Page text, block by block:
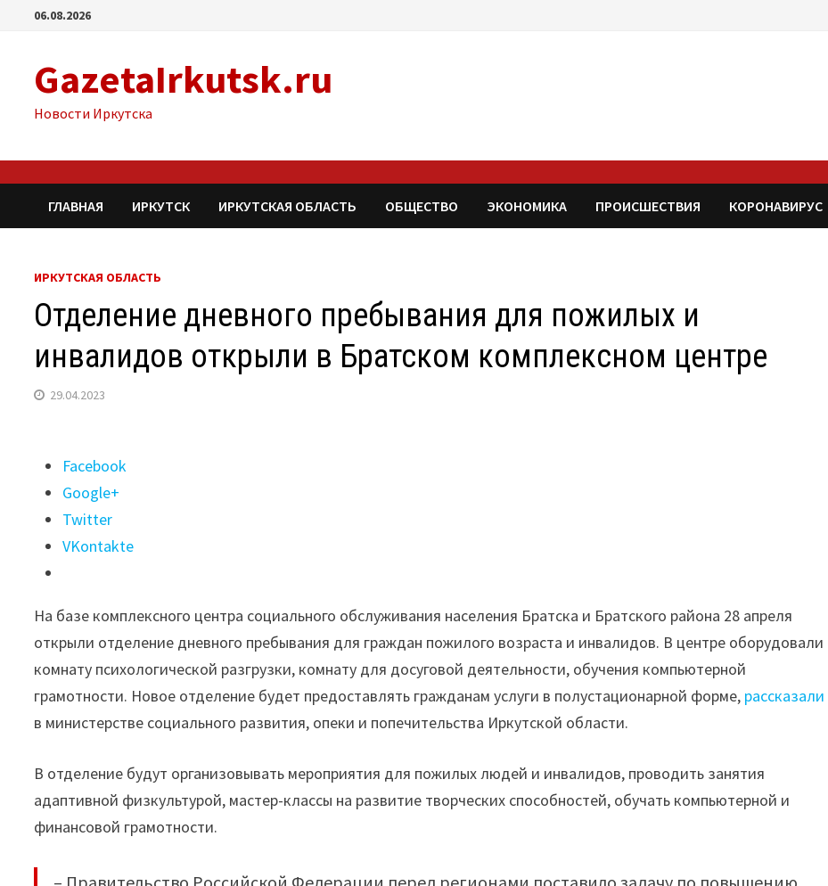
Перейти06.08.2026
GazetaIrkutsk.ru
Новости Иркутска
ГЛАВНАЯ ИРКУТСК ИРКУТСКАЯ ОБЛАСТЬ ОБЩЕСТВО ЭКОНОМИКА ПРОИСШЕСТВИЯ КОРОНАВИРУС
ИРКУТСКАЯ ОБЛАСТЬ
Отделение дневного пребывания для пожилых и
инвалидов открыли в Братском комплексном центре
29.04.2023
Поделиться
"Отделение
дневного
пребывания
для
и
инвалидов
открыли
в
Братском
центре"
Facebook
Google+
Twitter
VKontakte
На базе комплексного центра социального обслуживания населения Братска и Братского района 28 апреля
открыли отделение дневного пребывания для граждан пожилого возраста и инвалидов. В центре оборудовали
комнату психологической разгрузки, комнату для досуговой деятельности, обучения компьютерной
грамотности. Новое отделение будет предоставлять гражданам услуги в полустационарной форме, рассказали
в министерстве социального развития, опеки и попечительства Иркутской области.
В отделение будут организовывать мероприятия для пожилых людей и инвалидов, проводить занятия
адаптивной физкультурой, мастер-классы на развитие творческих способностей, обучать компьютерной и
финансовой грамотности.